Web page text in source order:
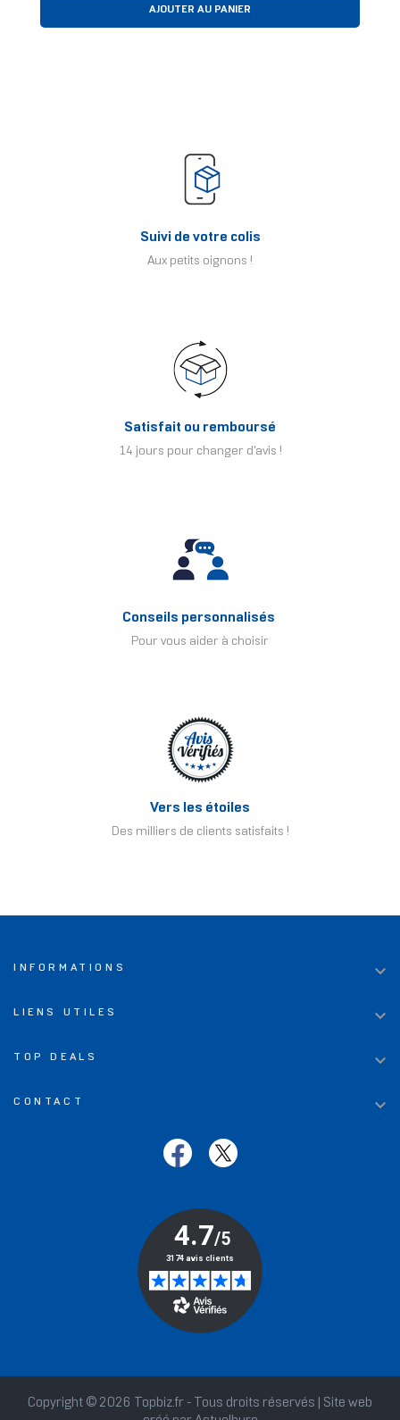
AJOUTER AU PANIER
Suivi de votre colis
Aux petits oignons !
Satisfait ou remboursé
14 jours pour changer d'avis !
Conseils personnalisés
Pour vous aider à choisir
Vers les étoiles
Des milliers de clients satisfaits !
INFORMATIONS 
LIENS UTILES 
TOP DEALS 
CONTACT 
Copyright © 2026 Topbiz.fr - Tous droits réservés | Site web